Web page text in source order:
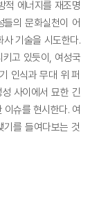
적 에너지를 재조명
의 문화실천이 어
기술을 시도한다.
고 있듯이, 여성국
인식과 무대 위 퍼
사이에서 묘한 긴
슈를 현시한다. 여
를 들여다보는 것